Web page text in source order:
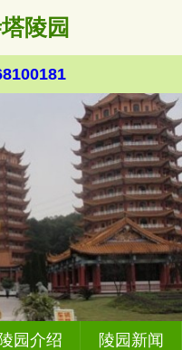
陵园
陵园介绍 陵园新闻